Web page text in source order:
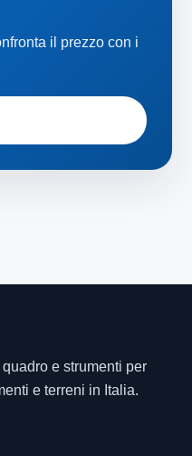
il prezzo con i
e strumenti per
e terreni in Italia.